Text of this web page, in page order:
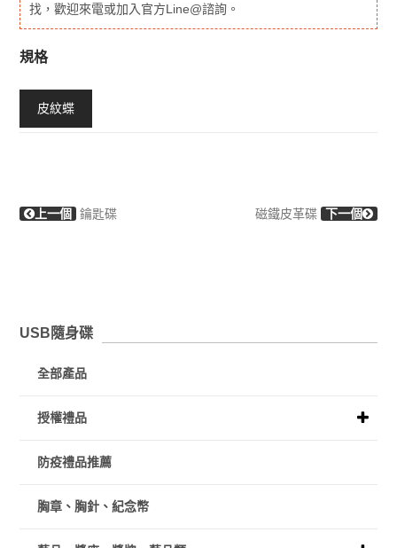
找，歡迎來電或加入官方Line@諮詢。
規格
皮紋蝶
上一個 鑰匙碟 磁鐵皮革碟 下一個
USB隨身碟
全部產品
授權禮品
防疫禮品推薦
胸章、胸針、紀念幣